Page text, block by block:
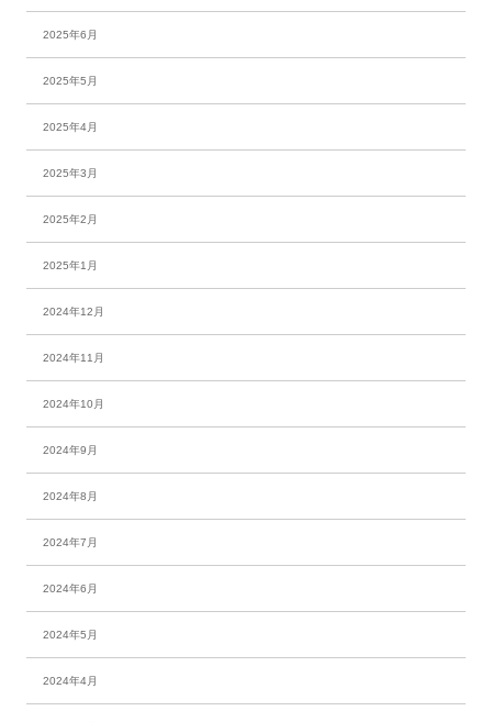
2025年6月
2025年5月
2025年4月
2025年3月
2025年2月
2025年1月
2024年12月
2024年11月
2024年10月
2024年9月
2024年8月
2024年7月
2024年6月
2024年5月
2024年4月